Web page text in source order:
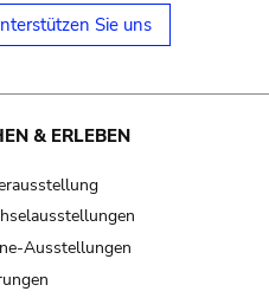
Sie uns
& ERLEBEN
Ausstellungen